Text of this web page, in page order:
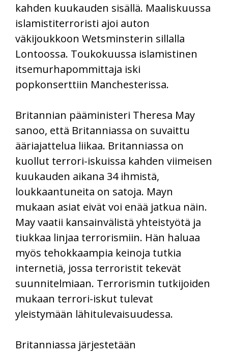
kahden kuukauden sisällä. Maaliskuussa
islamistiterroristi ajoi auton
väkijoukkoon Wetsminsterin sillalla
Lontoossa. Toukokuussa islamistinen
itsemurhapommittaja iski
popkonserttiin Manchesterissa.
Britannian pääministeri Theresa May
sanoo, että Britanniassa on suvaittu
ääriajattelua liikaa. Britanniassa on
kuollut terrori-iskuissa kahden viimeisen
kuukauden aikana 34 ihmistä,
loukkaantuneita on satoja. Mayn
mukaan asiat eivät voi enää jatkua näin.
May vaatii kansainvälistä yhteistyötä ja
tiukkaa linjaa terrorismiin. Hän haluaa
myös tehokkaampia keinoja tutkia
internetiä, jossa terroristit tekevät
suunnitelmiaan. Terrorismin tutkijoiden
mukaan terrori-iskut tulevat
yleistymään lähitulevaisuudessa.
Britanniassa järjestetään